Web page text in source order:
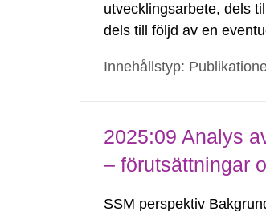
utvecklingsarbete, dels
dels till följd av en
Innehållstyp:
2025:09 Analys
– förutsättningar
SSM perspektiv